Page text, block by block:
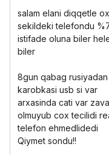
salam elani diqqetle
sekildeki telefondu
istifade oluna biler
biler
8gun qabag rusiyadan
karobkasi usb si var
arxasinda cati var
olmuyub cox tecilidi
telefon ehmedlidedi
Qiymet sondu!!